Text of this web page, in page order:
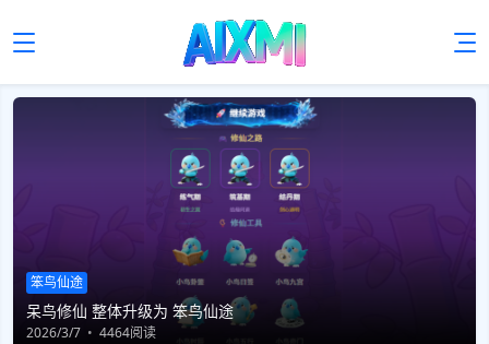
笨鸟仙途
呆鸟修仙 整体升级为 笨鸟仙途
2026/3/7 4464阅读